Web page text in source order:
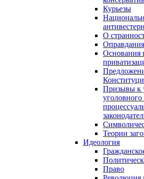
Курьезы
О
Основания
Призывы к
Теории
Идеология
Право